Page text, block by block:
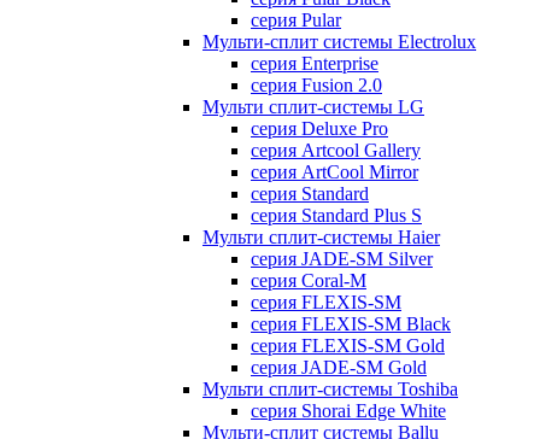
серия Pular
Мульти-сплит системы Electrolux
серия Enterprise
серия Fusion 2.0
Мульти сплит-системы LG
серия Deluxe Pro
серия Artcool Gallery
серия ArtCool Mirror
серия Standard
серия Standard Plus S
Мульти сплит-системы Haier
серия JADE-SM Silver
серия Coral-M
серия FLEXIS-SM
серия FLEXIS-SM Black
серия FLEXIS-SM Gold
серия JADE-SM Gold
Мульти сплит-системы Toshiba
серия Shorai Edge White
Мульти-сплит системы Ballu